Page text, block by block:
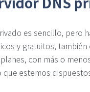
es sencillo, pero
y gratuitos,
con más o
estemos